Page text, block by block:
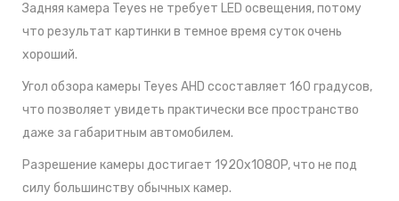
Задняя камера Teyes не требует LED освещения, потому
что результат картинки в темное время суток очень
хороший.
Угол обзора камеры Teyes AHD cсоставляет 160 градусов,
что позволяет увидеть практически все пространство
даже за габаритным автомобилем.
Разрешение камеры достигает 1920х1080P, что не под
силу большинству обычных камер.